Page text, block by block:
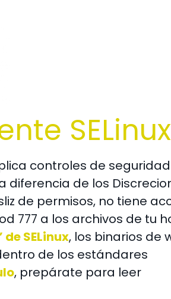
controles de seguridad
diferencia de los
de permisos, no tiene
777 a los archivos de tu
SELinux, los binarios de
de los estándares
, prepárate para leer